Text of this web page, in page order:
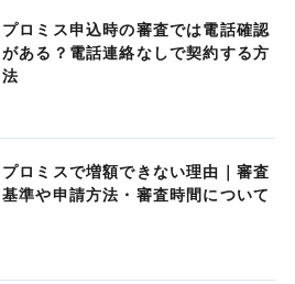
プロミス申込時の審査では電話確認
がある？電話連絡なしで契約する方
法
プロミスで増額できない理由｜審査
基準や申請方法・審査時間について